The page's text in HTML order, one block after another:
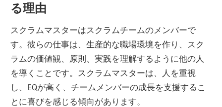
る理由
スクラムマスターはスクラムチームのメンバーで
す。彼らの仕事は、生産的な職場環境を作り、スク
ラムの価値観、原則、実践を理解するように他の人
を導くことです。スクラムマスターは、人を重視
し、EQが高く、チームメンバーの成長を支援するこ
とに喜びを感じる傾向があります。